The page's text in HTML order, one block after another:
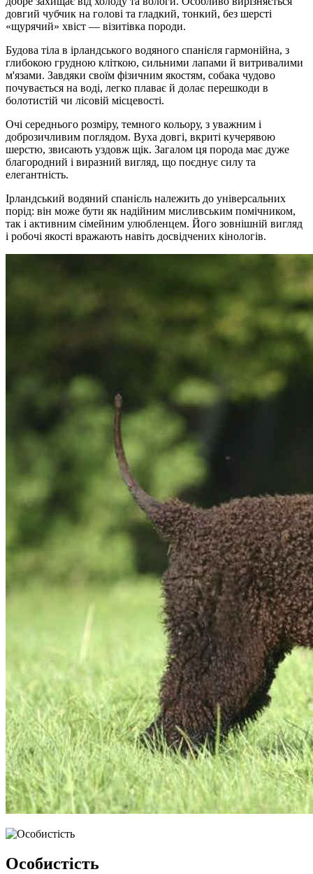
довгий чубчик на голові та гладкий, тонкий, без шерсті
«щурячий» хвіст — візитівка породи.
Будова тіла в ірландського водяного спанієля гармонійна, з
глибокою грудною кліткою, сильними лапами й витривалими
м'язами. Завдяки своїм фізичним якостям, собака чудово
почувається на воді, легко плаває й долає перешкоди в
болотистій чи лісовій місцевості.
Очі середнього розміру, темного кольору, з уважним і
доброзичливим поглядом. Вуха довгі, вкриті кучерявою
шерстю, звисають уздовж щік. Загалом ця порода має дуже
благородний і виразний вигляд, що поєднує силу та
елегантність.
Ірландський водяний спанієль належить до універсальних
порід: він може бути як надійним мисливським помічником,
так і активним сімейним улюбленцем. Його зовнішній вигляд
і робочі якості вражають навіть досвідчених кінологів.
Особистість